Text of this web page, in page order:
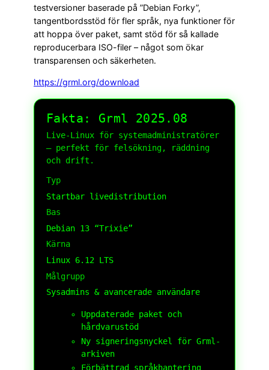
testversioner baserade på ”Debian Forky”,
tangentbordsstöd för fler språk, nya funktioner för
att hoppa över paket, samt stöd för så kallade
reproducerbara ISO-filer – något som ökar
transparensen och säkerheten.
https://grml.org/download
Fakta: Grml 2025.08
Live-Linux för systemadministratörer
– perfekt för felsökning, räddning
och drift.
Typ
Startbar livedistribution
Bas
Debian 13 “Trixie”
Kärna
Linux 6.12 LTS
Målgrupp
Sysadmins & avancerade användare
Uppdaterade paket och
hårdvarustöd
Ny signeringsnyckel för Grml-
arkiven
Förbättrad språkhantering